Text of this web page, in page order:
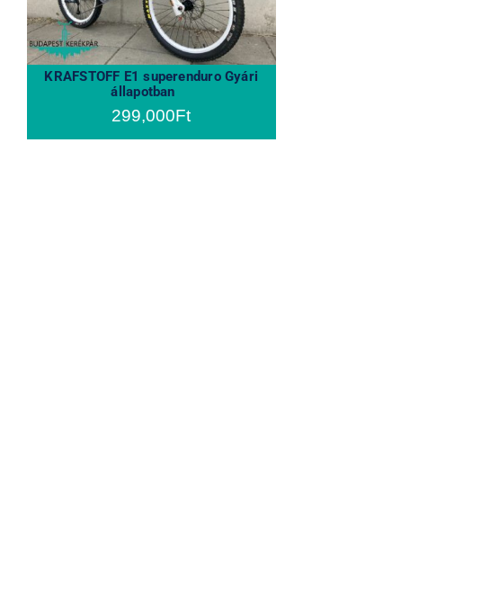
KRAFSTOFF E1 superenduro Gyári
állapotban
299,000Ft